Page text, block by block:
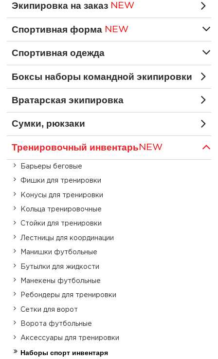
Экипировка на заказ NEW
Спортивная форма NEW
Спортивная одежда
Боксы наборы командной экипировки
Вратарская экипировка
Сумки, рюкзаки
Тренировочный инвентарь NEW
Барьеры беговые
Фишки для тренировки
Конусы для тренировки
Кольца тренировочные
Стойки для тренировки
Лестницы для координации
Манишки футбольные
Бутылки для жидкости
Манекены футбольные
Ребондеры для тренировки
Сетки для ворот
Ворота футбольные
Аксессуары для тренировки
Наборы спорт инвентаря